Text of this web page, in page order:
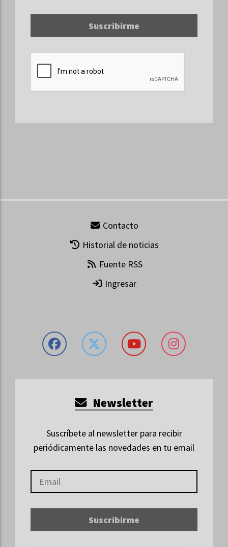
Suscribirme
Contacto
Historial de noticias
Fuente RSS
Ingresar
Newsletter
Suscríbete al newsletter para recibir
periódicamente las novedades en tu email
Suscribirme